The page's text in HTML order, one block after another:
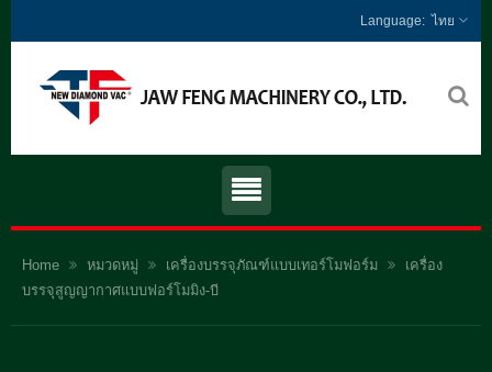
ไทย
Home หมวดหมู่ เครื่องบรรจุภัณฑ์แบบเทอร์โมฟอร์ม
เครื่อง
บรรจุสูญญากาศแบบฟอร์โมมิง-บี